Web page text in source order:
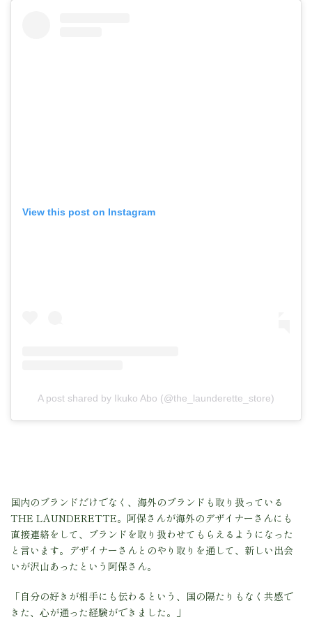
View this post on Instagram
A post shared by Ikuko Abo (@the_launderette_store)
国内のブランドだけでなく、海外のブランドも取り扱っている
THE LAUNDERETTE。阿保さんが海外のデザイナーさんにも
直接連絡をして、ブランドを取り扱わせてもらえるようになった
と言います。デザイナーさんとのやり取りを通して、新しい出会
いが沢山あったという阿保さん。
「自分の好きが相手にも伝わるという、国の隔たりもなく共感で
きた、心が通った経験ができました。」